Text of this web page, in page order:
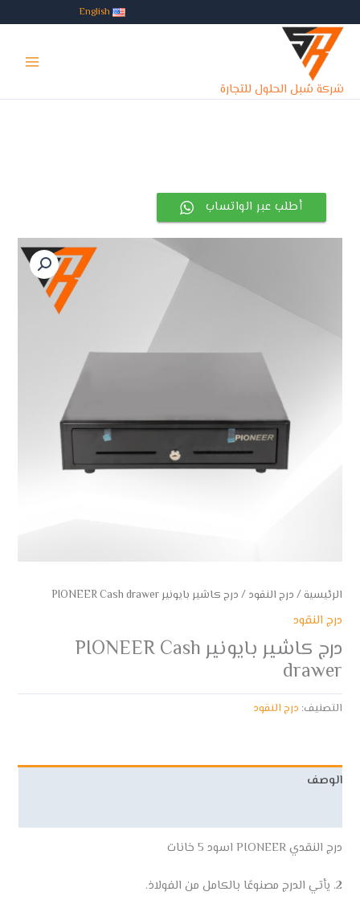
إلى
المحتوى
English
شركة سُبل الحلول للتجارة
Menu
أطلب عبر الواتساب
الرئيسية/درج النقود/ درج كاشير بايونير PIONEER Cash drawer
درج النقود
درج كاشير بايونير PIONEER Cash
drawer
التصنيف: درج النقود
الوصف
درج النقدي PIONEER اسود 5 خانات
2. يأتي الدرج مصنوعًا بالكامل من الفولاذ.